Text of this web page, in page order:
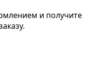
и получите